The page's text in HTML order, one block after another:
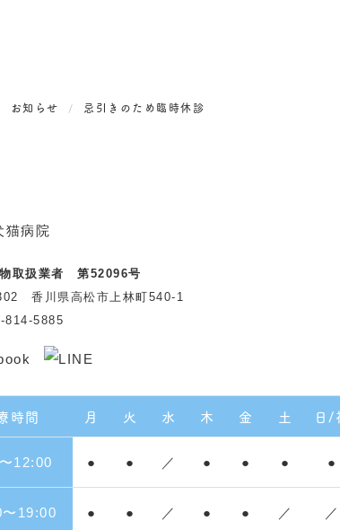
お知らせ 忌引きのため臨時休診
取扱業者 第52096号
香川県高松市上林町540-1
814-5885
時間 月 火 水 木 金 土 日/
12:00 ● ● ／ ● ● ● ●
19:00 ● ● ／ ● ● ／ ／